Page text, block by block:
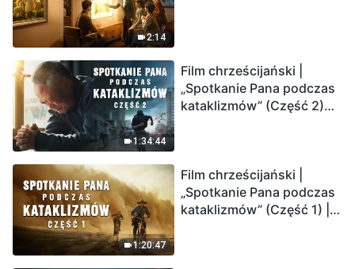
2:14
1:34:44
Film chrześcijański |
„Spotkanie Pana podczas
kataklizmów” (Część 2)
Ludzkość weszła w
odliczanie. Czy znalazłeś
już drogę ocalenia?
1:20:47
Film chrześcijański |
„Spotkanie Pana podczas
kataklizmów” (Część 1) |